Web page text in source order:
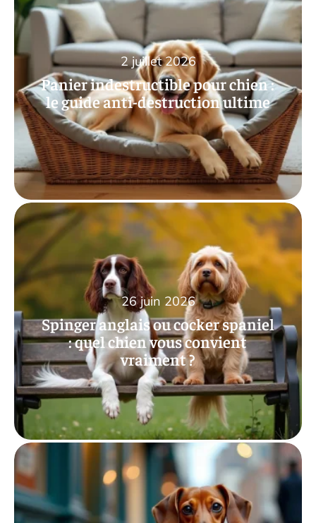
Panier indestructible pour chien :
le guide anti-destruction ultime
2 juillet 2026
Spinger anglais ou cocker spaniel
: quel chien vous convient
vraiment ?
26 juin 2026